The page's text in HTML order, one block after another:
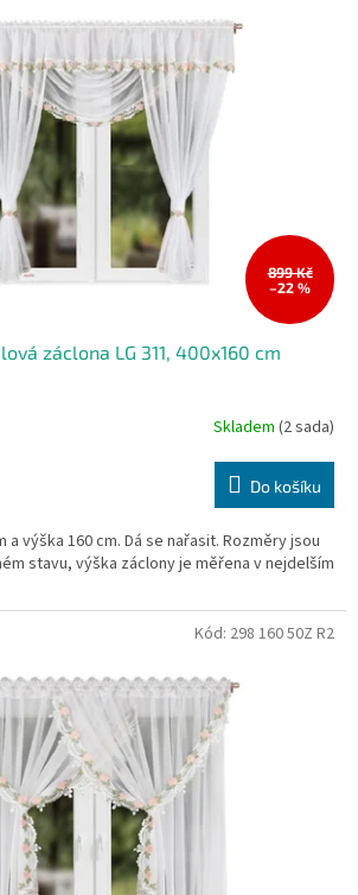
899 Kč
–22 %
záclona LG 311, 400x160 cm
Skladem (2 sada)
Do košíku
a výška 160 cm. Dá se nařasit. Rozměry jsou
stavu, výška záclony je měřena v nejdelším
Kód: 298 160 50Z R2